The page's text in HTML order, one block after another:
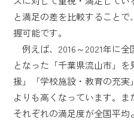
と満足の差を比較すること
握可能です。
例えば、2016～2021年に全
となった「千葉県流山市」
援」「学校施設・教育の充
よりも高くなっています。ま
それぞれの満足度が全国平